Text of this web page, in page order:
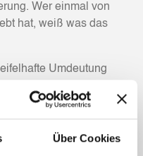
Über Cookies
Wer einmal von
hat, weiß was das
Umdeutung
ist ein Ausdruck
den angesetzten
Pressevertreter